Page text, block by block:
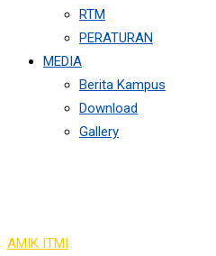
RTM
PERATURAN
MEDIA
Berita Kampus
Download
Gallery
AMIK ITMI